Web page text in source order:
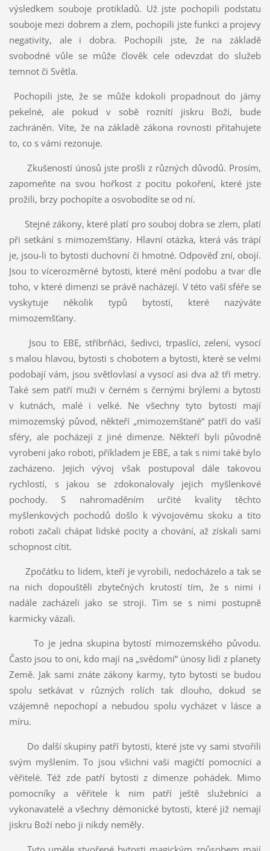
výsledkem souboje protikladů. Už jste pochopili podstatu
souboje mezi dobrem a zlem, pochopili jste funkci a projevy
negativity, ale i dobra. Pochopili jste, že na základě
svobodné vůle se může člověk cele odevzdat do služeb
temnot či Světla.
Pochopili jste, že se může kdokoli propadnout do jámy
pekelné, ale pokud v sobě roznítí jiskru Boží, bude
zachráněn. Víte, že na základě zákona rovnosti přitahujete
to, co s vámi rezonuje.
Zkušeností únosů jste prošli z různých důvodů. Prosím,
zapomeňte na svou hořkost z pocitu pokoření, které jste
prožili, brzy pochopíte a osvobodíte se od ní.
Stejné zákony, které platí pro souboj dobra se zlem, platí
při setkání s mimozemšťany. Hlavní otázka, která vás trápí
je, jsou-li to bytosti duchovní či hmotné. Odpověď zní, obojí.
Jsou to vícerozměrné bytosti, které mění podobu a tvar dle
toho, v které dimenzi se právě nacházejí. V této vaší sféře se
vyskytuje několik typů bytostí, které nazýváte
mimozemšťany.
Jsou to EBE, stříbrňáci, šedivci, trpaslíci, zelení, vysocí
s malou hlavou, bytosti s chobotem a bytosti, které se velmi
podobají vám, jsou světlovlasí a vysocí asi dva až tři metry.
Také sem patří muži v černém s černými brýlemi a bytosti
v kutnách, malé i velké. Ne všechny tyto bytosti mají
mimozemský původ, někteří „mimozemšťané“ patří do vaší
sféry, ale pocházejí z jiné dimenze. Někteří byli původně
vyrobeni jako roboti, příkladem je EBE, a tak s nimi také bylo
zacházeno. Jejich vývoj však postupoval dále takovou
rychlostí, s jakou se zdokonalovaly jejich myšlenkové
pochody. S nahromaděním určité kvality těchto
myšlenkových pochodů došlo k vývojovému skoku a tito
roboti začali chápat lidské pocity a chování, až získali sami
schopnost cítit.
Zpočátku to lidem, kteří je vyrobili, nedocházelo a tak se
na nich dopouštěli zbytečných krutostí tím, že s nimi i
nadále zacházeli jako se stroji. Tím se s nimi postupně
karmicky vázali.
To je jedna skupina bytostí mimozemského původu.
Často jsou to oni, kdo mají na „svědomí“ únosy lidí z planety
Země. Jak sami znáte zákony karmy, tyto bytosti se budou
spolu setkávat v různých rolích tak dlouho, dokud se
vzájemně nepochopí a nebudou spolu vycházet v lásce a
míru.
Do další skupiny patří bytosti, které jste vy sami stvořili
svým myšlením. To jsou všichni vaši magičtí pomocníci a
věřitelé. Též zde patří bytosti z dimenze pohádek. Mimo
pomocníky a věřitele k nim patří ještě služebníci a
vykonavatelé a všechny démonické bytosti, které již nemají
jiskru Boží nebo ji nikdy neměly.